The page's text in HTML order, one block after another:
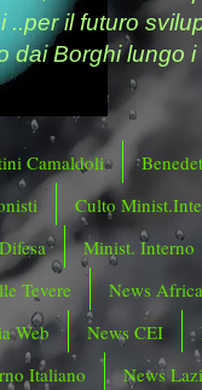
..per il futuro
dai Borghi lungo
Camaldoli
Culto
Minist. Interno
Tevere News Africa
Web News CEI
Italiano News